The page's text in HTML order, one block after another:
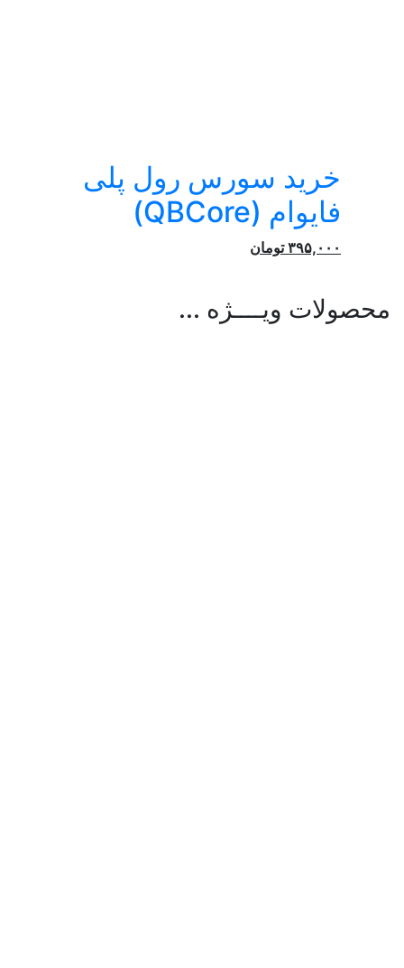
خرید سورس رول پلی
فایوام (QBCore)
۳۹۵,۰۰۰ تومان
محصولات ویــــژه ...